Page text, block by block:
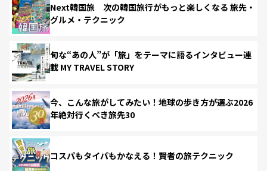
Next韓国旅 次の韓国旅行がもっと楽しくなる 旅先・
グルメ・テクニック
旬な“あの人”が「旅」をテーマに語るインタビュー連
載 MY TRAVEL STORY
今、こんな旅がしてみたい！地球の歩き方が選ぶ2026
年絶対行くべき旅先30
コスパもタイパもかなえる！賢者の旅テクニック